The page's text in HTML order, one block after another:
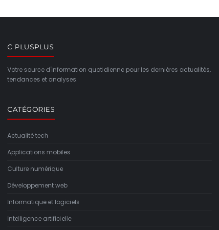
C PLUSPLUS
Votre source d'information quotidienne pour les dernières actualités,
tendances et analyses.
CATÉGORIES
Actualité tech
Applications mobiles
Culture numérique
Développement web
Informatique et logiciels
Intelligence artificielle